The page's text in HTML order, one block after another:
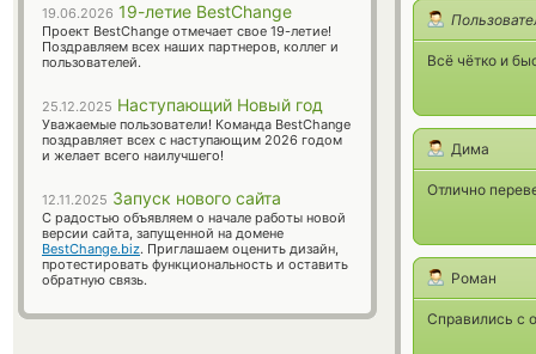
Всё чётко и
Дима
Отлично
Роман
Справились с
19.06.2026 19-летие BestChange
Проект BestChange отмечает свое 19-летие!
Поздравляем всех наших партнеров, коллег и
пользователей.
25.12.2025 Наступающий Новый год
Уважаемые пользователи! Команда BestChange
поздравляет всех с наступающим 2026 годом
и желает всего наилучшего!
12.11.2025 Запуск нового сайта
С радостью объявляем о начале работы новой
версии сайта, запущенной на домене
BestChange.biz. Приглашаем оценить дизайн,
протестировать функциональность и оставить
обратную связь.